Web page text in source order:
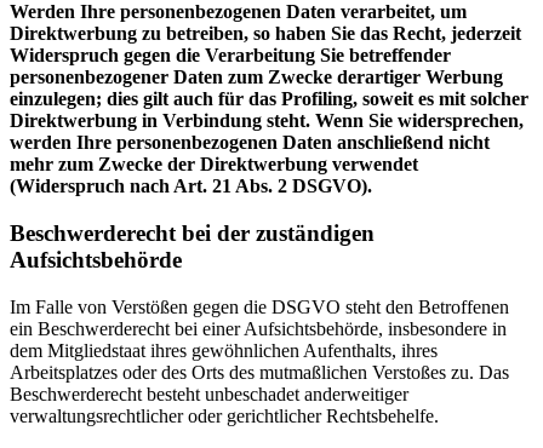
Werden Ihre personenbezogenen Daten verarbeitet, um
Direktwerbung zu betreiben, so haben Sie das Recht, jederzeit
Widerspruch gegen die Verarbeitung Sie betreffender
personenbezogener Daten zum Zwecke derartiger Werbung
einzulegen; dies gilt auch für das Profiling, soweit es mit solcher
Direktwerbung in Verbindung steht. Wenn Sie widersprechen,
werden Ihre personenbezogenen Daten anschließend nicht
mehr zum Zwecke der Direktwerbung verwendet
(Widerspruch nach Art. 21 Abs. 2 DSGVO).
Beschwerderecht bei der zuständigen
Aufsichtsbehörde
Im Falle von Verstößen gegen die DSGVO steht den Betroffenen
ein Beschwerderecht bei einer Aufsichtsbehörde, insbesondere in
dem Mitgliedstaat ihres gewöhnlichen Aufenthalts, ihres
Arbeitsplatzes oder des Orts des mutmaßlichen Verstoßes zu. Das
Beschwerderecht besteht unbeschadet anderweitiger
verwaltungsrechtlicher oder gerichtlicher Rechtsbehelfe.